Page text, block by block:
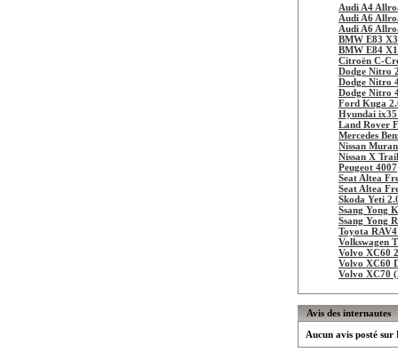
Audi A4
Audi A6
Audi A6
BMW E83
BMW E84
Citroën C-
Dodge Nitro
Dodge Nitro
Dodge Nitro
Ford Kuga
Hyundai
Land Rover
Mercedes
Nissan
Nissan X
Peugeot 4007
Seat Altea
Seat Altea
Skoda Yeti
Ssang Yong
Ssang Yong
Toyota
Volkswagen
Volvo XC60
Volvo XC60
Volvo XC70
Avis des internautes
Aucun avis posté